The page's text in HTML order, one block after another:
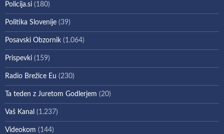
Policija.si (180)
Politika Slovenije (39)
Posavski Obzornik (1.064)
Prispevki (159)
Radio Brežice Eu (230)
Ta teden z Juretom Godlerjem (20)
Vaš Kanal (1.237)
Videokom (144)